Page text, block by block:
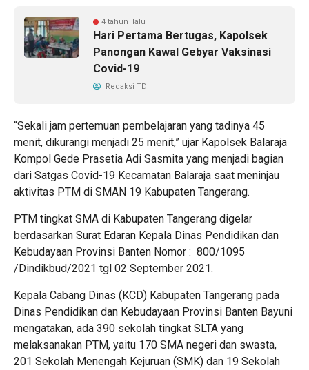
4 tahun lalu
Hari Pertama Bertugas, Kapolsek
Panongan Kawal Gebyar Vaksinasi
Covid-19
Redaksi TD
“Sekali jam pertemuan pembelajaran yang tadinya 45
menit, dikurangi menjadi 25 menit,” ujar Kapolsek Balaraja
Kompol Gede Prasetia Adi Sasmita yang menjadi bagian
dari Satgas Covid-19 Kecamatan Balaraja saat meninjau
aktivitas PTM di SMAN 19 Kabupaten Tangerang.
PTM tingkat SMA di Kabupaten Tangerang digelar
berdasarkan Surat Edaran Kepala Dinas Pendidikan dan
Kebudayaan Provinsi Banten Nomor : 800/1095
/Dindikbud/2021 tgl 02 September 2021.
Kepala Cabang Dinas (KCD) Kabupaten Tangerang pada
Dinas Pendidikan dan Kebudayaan Provinsi Banten Bayuni
mengatakan, ada 390 sekolah tingkat SLTA yang
melaksanakan PTM, yaitu 170 SMA negeri dan swasta,
201 Sekolah Menengah Kejuruan (SMK) dan 19 Sekolah